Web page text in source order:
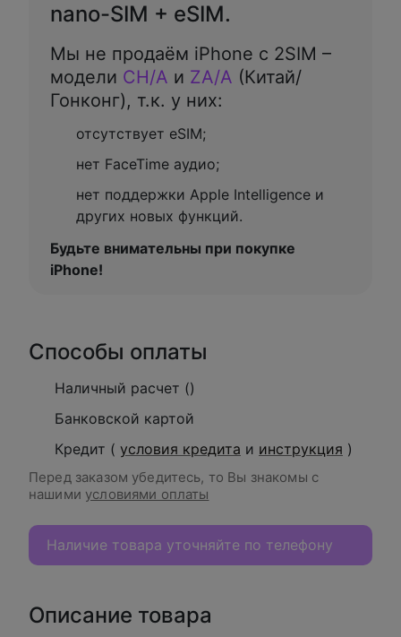
nano-SIM + eSIM.
Мы не продаём iPhone с 2SIM –
модели CH/A и ZA/A (Китай/
Гонконг), т.к. у них:
отсутствует eSIM;
нет FaceTime аудио;
нет поддержки Apple Intelligence и
других новых функций.
Будьте внимательны при покупке
iPhone!
Способы оплаты
Наличный расчет ()
Банковской картой
Кредит ( условия кредита и инструкция )
Перед заказом убедитесь, то Вы знакомы с
нашими условиями оплаты
Наличие товара уточняйте по телефону
Описание товара